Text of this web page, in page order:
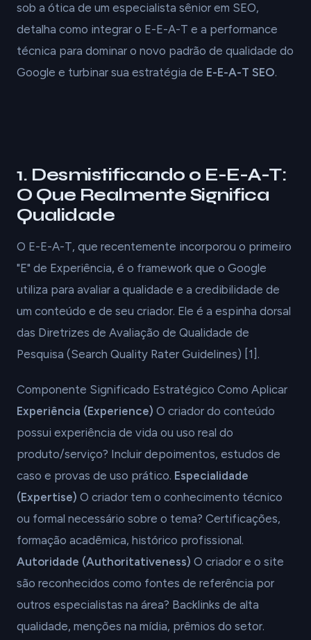
sob a ótica de um especialista sênior em SEO,
detalha como integrar o E-E-A-T e a performance
técnica para dominar o novo padrão de qualidade do
Google e turbinar sua estratégia de E-E-A-T SEO.
1. Desmistificando o E-E-A-T:
O Que Realmente Significa
Qualidade
O E-E-A-T, que recentemente incorporou o primeiro
"E" de Experiência, é o framework que o Google
utiliza para avaliar a qualidade e a credibilidade de
um conteúdo e de seu criador. Ele é a espinha dorsal
das Diretrizes de Avaliação de Qualidade de
Pesquisa (Search Quality Rater Guidelines) [1].
Componente Significado Estratégico Como Aplicar
Experiência (Experience) O criador do conteúdo
possui experiência de vida ou uso real do
produto/serviço? Incluir depoimentos, estudos de
caso e provas de uso prático. Especialidade
(Expertise) O criador tem o conhecimento técnico
ou formal necessário sobre o tema? Certificações,
formação acadêmica, histórico profissional.
Autoridade (Authoritativeness) O criador e o site
são reconhecidos como fontes de referência por
outros especialistas na área? Backlinks de alta
qualidade, menções na mídia, prêmios do setor.